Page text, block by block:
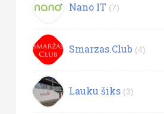
Nano IT (7)
Smarzas.Club (4)
Lauku šiks (3)